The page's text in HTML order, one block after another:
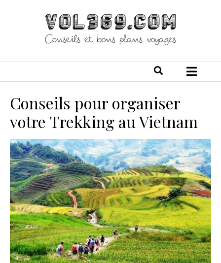
Conseils pour organiser
votre Trekking au Vietnam